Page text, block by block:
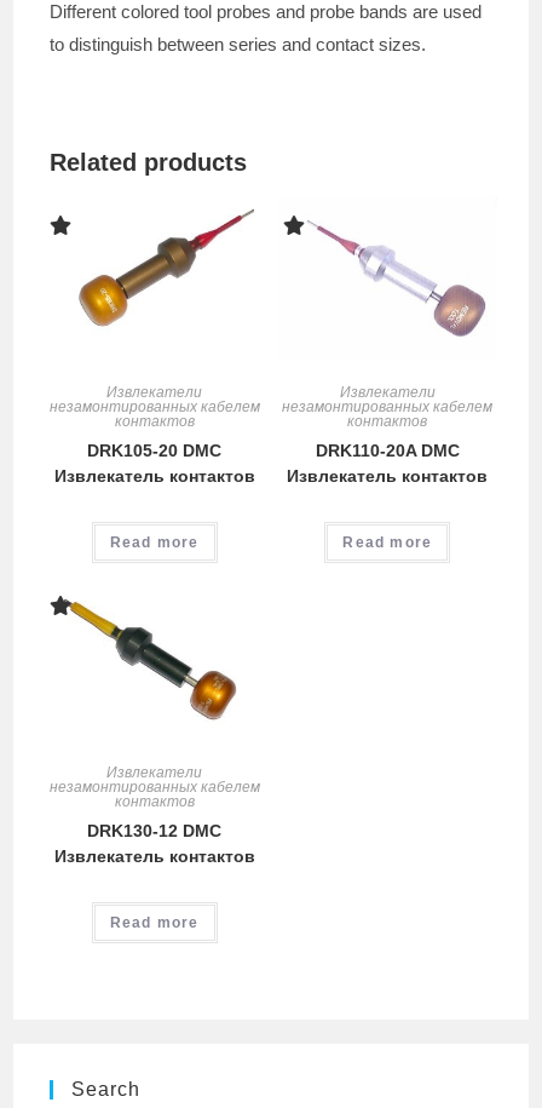
Different colored tool probes and probe bands are used
to distinguish between series and contact sizes.
Related products
Извлекатели
незамонтированных кабелем
контактов
DRK105-20 DMC
Извлекатель контактов
Read more
Извлекатели
незамонтированных кабелем
контактов
DRK110-20A DMC
Извлекатель контактов
Read more
Извлекатели
незамонтированных кабелем
контактов
DRK130-12 DMC
Извлекатель контактов
Read more
Search